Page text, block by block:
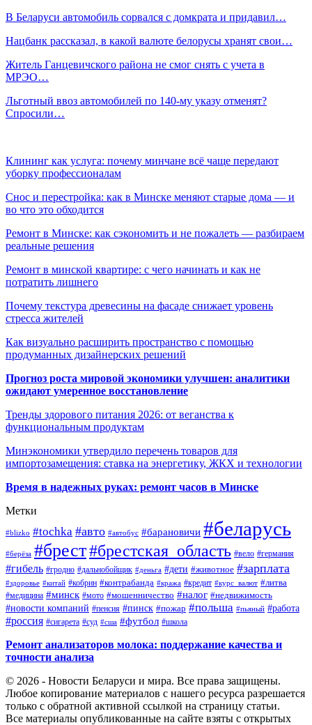
В Беларуси автомобиль сорвался с домкрата и придавил…
Нацбанк рассказал, в какой валюте белорусы хранят свои…
Житель Ганцевичского района не смог снять с учета в
МРЭО…
Льготный ввоз автомобилей по 140-му указу отменят?
Спросили…
Клининг как услуга: почему минчане всё чаще передают
уборку профессионалам
Снос и перестройка: как в Минске меняют старые дома — и
во что это обходится
Ремонт в Минске: как сэкономить и не пожалеть — разбираем
реальные решения
Ремонт в минской квартире: с чего начинать и как не
потратить лишнего
Почему текстура древесины на фасаде снижает уровень
стресса жителей
Как визуально расширить пространство с помощью
продуманных дизайнерских решений
Прогноз роста мировой экономики улучшен: аналитики
ожидают умеренное восстановление
Тренды здорового питания 2026: от веганства к
функциональным продуктам
Минэкономики утвердило перечень товаров для
импортозамещения: ставка на энергетику, ЖКХ и технологии
Время в надежных руках: ремонт часов в Минске
Метки
#blizko #tochka #авто #автобус #барановичи #беларусь
#берёза #брест#брестская_область #вело #германия
#гибель #гродно #дальнобойщик #деньга #дети #животное #зарплата
#здоровье #китай #кобрин #контрабанда #кража #кредит #курс_валют #литва
#медицина #минск #мото #мошенничество #налог #недвижимость
#новости компаний #пенсия #пинск #пожар #польша #пьяный #работа
#россия #сигарета #суд #сша #футбол #школа
Ремонт анализаторов молока: поддержание качества и
точности анализа
© 2026 - Новости Беларуси и мира. Все права защищены.
Любое копирование материалов с нашего ресурса разрешается
только с обратной активной ссылкой на страницу статьи.
Все материалы опубликованные на сайте взяты с открытых